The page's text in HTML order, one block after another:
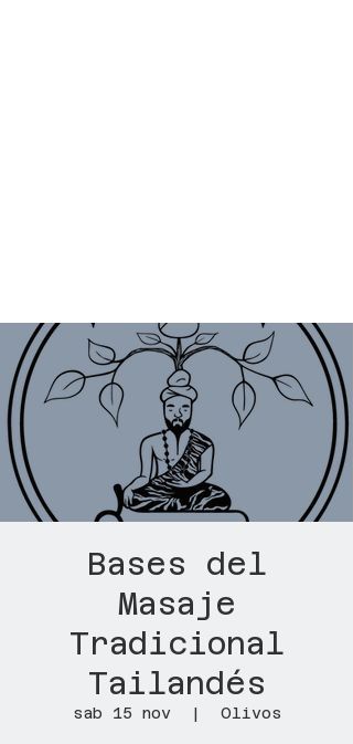
Bases del
Masaje
Tradicional
Tailandés
sab 15 nov
  |
Olivos